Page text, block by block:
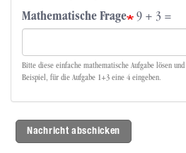
Mathematische Frage 9 + 3 =
Bitte diese einfache mathematische Aufgabe lösen
Beispiel, für die Aufgabe 1+3 eine 4 eingeben.
Nachricht abschicken